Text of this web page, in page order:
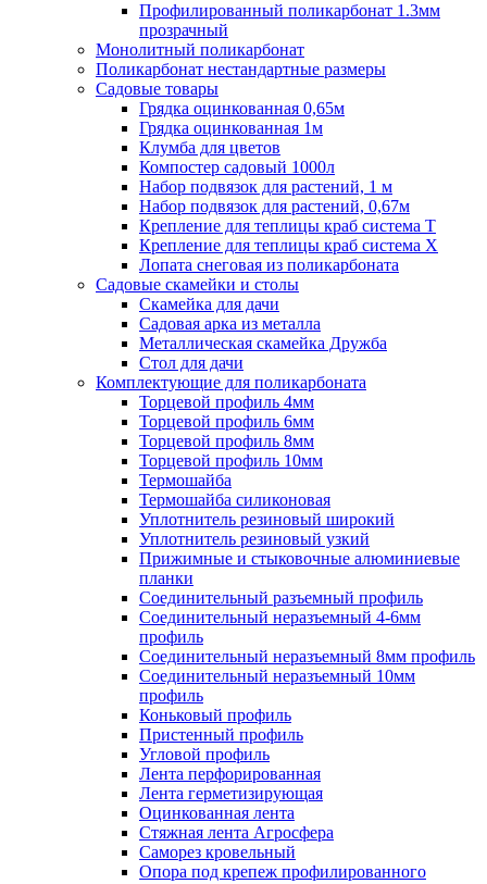
Профилированный поликарбонат 1.3мм
прозрачный
Монолитный поликарбонат
Поликарбонат нестандартные размеры
Садовые товары
Грядка оцинкованная 0,65м
Грядка оцинкованная 1м
Клумба для цветов
Компостер садовый 1000л
Набор подвязок для растений, 1 м
Набор подвязок для растений, 0,67м
Крепление для теплицы краб система Т
Крепление для теплицы краб система Х
Лопата снеговая из поликарбоната
Садовые скамейки и столы
Скамейка для дачи
Садовая арка из металла
Металлическая скамейка Дружба
Стол для дачи
Комплектующие для поликарбоната
Торцевой профиль 4мм
Торцевой профиль 6мм
Торцевой профиль 8мм
Торцевой профиль 10мм
Термошайба
Термошайба силиконовая
Уплотнитель резиновый широкий
Уплотнитель резиновый узкий
Прижимные и стыковочные алюминиевые
планки
Соединительный разъемный профиль
Соединительный неразъемный 4-6мм
профиль
Соединительный неразъемный 8мм профиль
Соединительный неразъемный 10мм
профиль
Коньковый профиль
Пристенный профиль
Угловой профиль
Лента перфорированная
Лента герметизирующая
Оцинкованная лента
Стяжная лента Агросфера
Саморез кровельный
Опора под крепеж профилированного